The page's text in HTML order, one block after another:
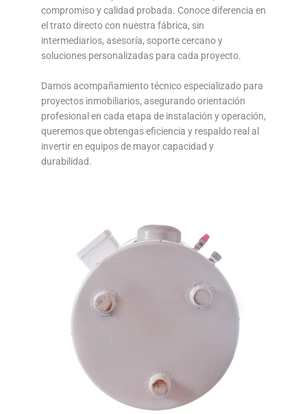
compromiso y calidad probada. Conoce diferencia en
el trato directo con nuestra fábrica, sin
intermediarios, asesoría, soporte cercano y
soluciones personalizadas para cada proyecto.
Damos acompañamiento técnico especializado para
proyectos inmobiliarios, asegurando orientación
profesional en cada etapa de instalación y operación,
queremos que obtengas eficiencia y respaldo real al
invertir en equipos de mayor capacidad y
durabilidad.